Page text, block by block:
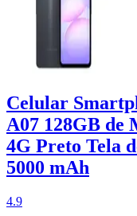
Celular
A07 128GB de
4G Preto Tela
5000 mAh
4.9